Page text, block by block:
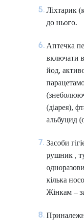
Ліхтарик
до нього.
Аптечка
включати
йод,
(діарея),
альбуцид
Засоби
рушник ,
кілька
Жінкам –